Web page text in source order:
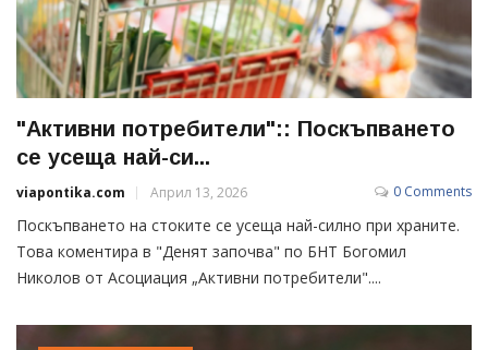
"Активни потребители":: Поскъпването
се усеща най-си...
viapontika.com Април 13, 2026 0 Comments
Поскъпването на стоките се усеща най-силно при храните.
Това коментира в "Денят започва" по БНТ Богомил
Николов от Асоциация „Активни потребители"....